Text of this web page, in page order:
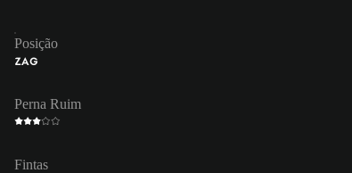
Posição
ZAG
Perna Ruim
Fintas